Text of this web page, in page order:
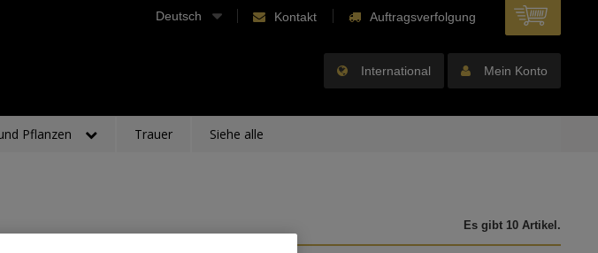
Deutsch Kontakt Auftragsverfolgung
International Mein Konto
Pflanzen Trauer Siehe alle
Es gibt 10 Artikel.